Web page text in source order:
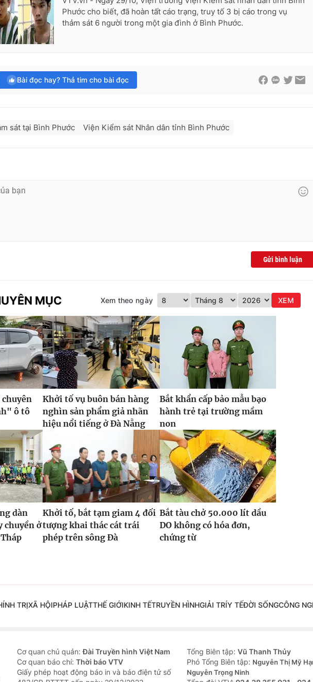
Phước cho biết, đã hoàn tất cáo trạng, truy tố 3 bị cáo trong vụ
thảm sát 6 người trong một gia đình ở Bình Phước.
Bài đọc hay? Thả tim cho bài đọc
sát tại Bình Phước Viện Kiểm sát Nhân dân tỉnh Bình Phước
Gửi bình luận
MỤC Xem theo ngày XEM
chuyên
ô tô
Khởi tố vụ buôn bán hàng
nghìn sản phẩm giả nhãn
hiệu nổi tiếng ở Đà Nẵng
Bắt khẩn cấp bảo mẫu bạo
hành trẻ tại trường mầm
non
dàn
chuyền ở
Khởi tố, bắt tạm giam 4 đối
tượng khai thác cát trái
phép trên sông Đà
Bắt tàu chở 50.000 lít dầu
DO không có hóa đơn,
chứng từ
TRỊXÃ HỘIPHÁP LUẬTTHẾ GIỚIKINH TẾTRUYỀN HÌNHGIẢI TRÍY TẾĐỜI SỐNGCÔNG
Cơ quan chủ quản:Đài Truyền hình Việt Nam
Cơ quan báo chí: Thời báo VTV
Giấy phép hoạt động báo in và báo điện tử số
Tổng Biên tập: Vũ Thanh Thủy
Phó Tổng Biên tập: Nguyễn Thị Mỹ
Nguyễn Trọng Ninh